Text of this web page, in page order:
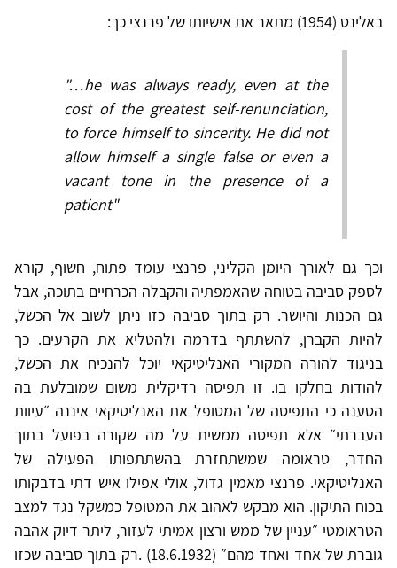
באלינט (1954) מתאר את אישיותו של פרנצי כך:
"…he was always ready, even at the
cost of the greatest self-renunciation,
to force himself to sincerity. He did not
allow himself a single false or even a
vacant tone in the presence of a
patient"
וכך גם לאורך היומן הקליני, פרנצי עומד פתוח, חשוף, קורא
לספק סביבה בטוחה שהאמפתיה והקבלה הכרחיים בתוכה, אבל
גם הכנות והיושר. רק בתוך סביבה כזו ניתן לשוב אל הכשל,
להיות הקברן, להשתתף בדרמה ולהטליא את הקרעים. כך
בניגוד להורה המקורי האנליטיקאי יוכל להנכיח את הכשל,
להודות בחלקו בו. זו תפיסה רדיקלית משום שמובלעת בה
הטענה כי התפיסה של המטופל את האנליטיקאי איננה ״עיוות
העברתי״ אלא תפיסה ממשית על מה שקורה בפועל בתוך
החדר, טראומה שמשתחזרת בהשתתפותו הפעילה של
האנליטיקאי. פרנצי מאמין גדול, אולי אפילו איש דתי בדבקותו
בכוח התיקון. הוא מבקש לאהוב את המטופל כמשקל נגד למצב
הטראומטי ״עניין של ממש ורצון אמיתי לעזור, ליתר דיוק אהבה
גוברת של אחד ואחד מהם״ (18.6.1932) .רק בתוך סביבה שכזו